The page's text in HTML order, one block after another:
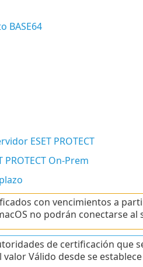
BASE64
ESET PROTECT
On-Prem
con vencimientos a
no podrán conectarse al
de certificación que
valor Válido desde se